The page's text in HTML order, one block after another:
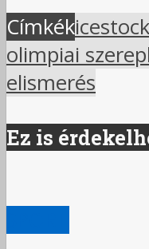
Címkék
olimpiai
elismerés
Ez is